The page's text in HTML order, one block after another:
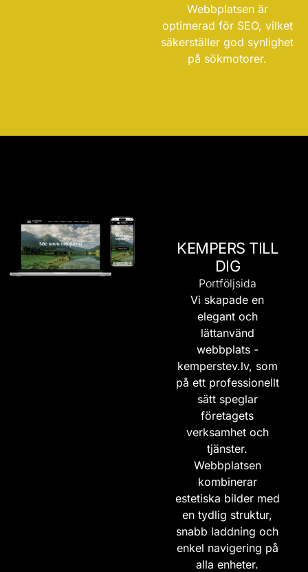
Webbplatsen är
optimerad för SEO, vilket
säkerställer god synlighet
på sökmotorer.
KEMPERS TILL
DIG
Portföljsida
Vi skapade en
elegant och
lättanvänd
webbplats -
kemperstev.lv, som
på ett professionellt
sätt speglar
företagets
verksamhet och
tjänster.
Webbplatsen
kombinerar
estetiska bilder med
en tydlig struktur,
snabb laddning och
enkel navigering på
alla enheter.